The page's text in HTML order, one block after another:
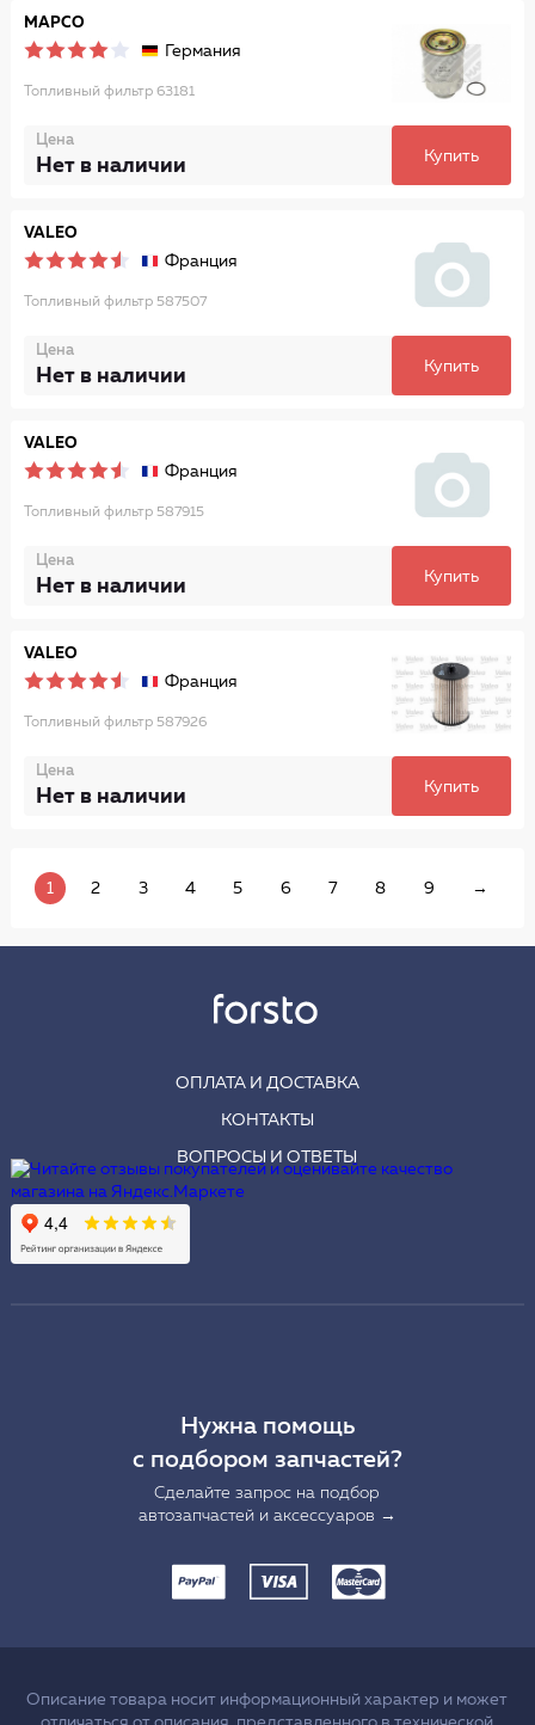
MAPCO
Германия
Топливный фильтр 63181
Цена
Нет в наличии Купить
VALEO
Франция
Топливный фильтр 587507
Цена
Нет в наличии Купить
VALEO
Франция
Топливный фильтр 587915
Цена
Нет в наличии Купить
VALEO
Франция
Топливный фильтр 587926
Цена
Нет в наличии Купить
1 2 3 4 5 6 7 8 9 →
ОПЛАТА И ДОСТАВКА
КОНТАКТЫ
ВОПРОСЫ И ОТВЕТЫ
Нужна помощь
с подбором запчастей?
Сделайте запрос на подбор
автозапчастей и аксессуаров →
Описание товара носит информационный характер и может